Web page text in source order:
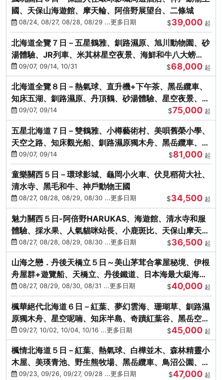
國、天保山海遊館、摩天輪、阿倍野展望台、二條城
08/24, 08/27, 08/28, 08/29 ...更多日期 $39,000 起
北海道全覽７日－五星鶴雅、釧路濕原、旭川動物園、砂
湯體驗、JR列車、米其林星空夜景、海鮮和牛八大螃
蟹、卡哇依熊牧場
09/07, 09/14, 10/31 $68,000 起
北海道全覽８日－熱氣球、直升機+下午茶、黑岳纜車、
知床五湖、釧路濕原、丹頂鶴、砂湯體驗、星空夜景、洞
爺花火、螃蟹懷石料理
09/07, 09/14 $75,000 起
五星北海道７日－雙鶴雅、小樽藝術村、美唄舊榮小學、
天空之路、知床觀光船、釧路濕原獨木舟、黑岳纜車、流
冰硝子館DIY玻璃杯
09/07, 09/14 $81,000 起
童樂關西５日－環球影城、龜岡小火車、伏見稻荷大社、
清水寺、黑毛和牛、神戶動物王國
08/27, 08/28, 08/29, 08/30 ...更多日期 $34,500 起
魅力關西５日-阿倍野HARUKAS、海遊館、清水寺和服
體驗、採水果、人氣貓咪站長、小鹿斑比、天保山摩天
輪、水上巴士
08/27, 08/28, 08/29, 08/30 ...更多日期 $36,500 起
山海之戀．丹後天橋立５日～美山茅茸合掌屋秘境、伊根
舟屋群+遊覽船、天橋立、丹後鐵道、日本海最大級海鮮
市場08/27, 08/29, 08/30, 08/31 ...更多日期 $40,000 起
楓華絕代北海道６日－紅葉、夢幻雲海、珊瑚草、釧路濕
原獨木舟、星空呢喃、知床半島、奇蹟紅葉谷、黑岳空中
纜車、旭山動物園
09/27, 10/02, 10/04, 10/16 ...更多日期 $45,000 起
楓情北海道５日－紅葉、熱氣球、白樺並木、森林精靈小
木屋、美瑛青池、野生熊牧場、黑岳纜車、鳥沼公園、紅
葉奇蹟谷、螃蟹吃到飽
09/23, 09/26, 09/27, 09/28 ...更多日期 $47,000 起